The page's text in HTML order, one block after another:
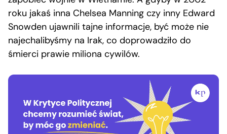
roku jakaś inna Chelsea Manning czy inny Edward
Snowden ujawnili tajne informacje, być może nie
najechalibyśmy na Irak, co doprowadziło do
śmierci prawie miliona cywilów.